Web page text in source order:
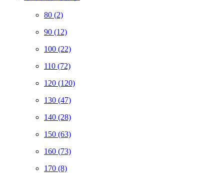
80 (2)
90 (12)
100 (22)
110 (72)
120 (120)
130 (47)
140 (28)
150 (63)
160 (73)
170 (8)